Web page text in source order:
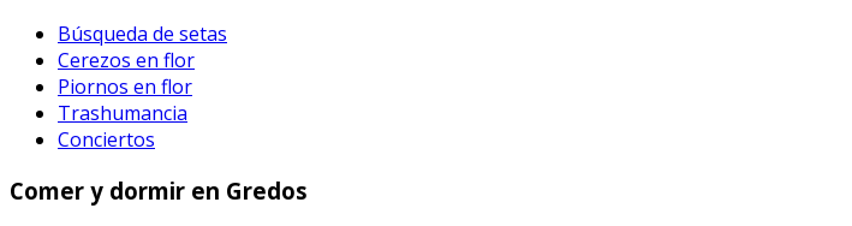
Búsqueda de setas
Cerezos en flor
Piornos en flor
Trashumancia
Conciertos
Comer y dormir en Gredos